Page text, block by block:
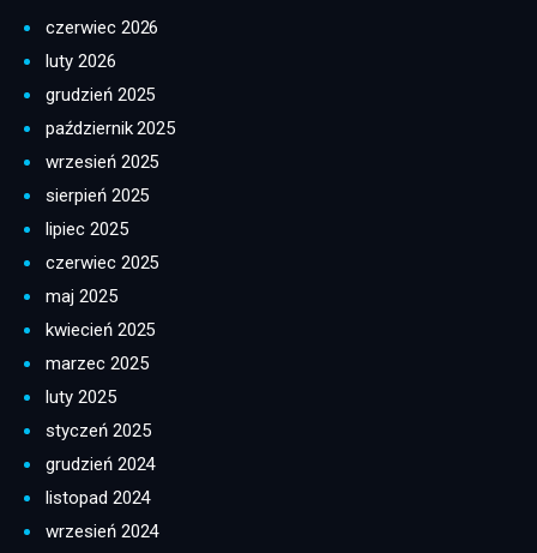
czerwiec 2026
luty 2026
grudzień 2025
październik 2025
wrzesień 2025
sierpień 2025
lipiec 2025
czerwiec 2025
maj 2025
kwiecień 2025
marzec 2025
luty 2025
styczeń 2025
grudzień 2024
listopad 2024
wrzesień 2024